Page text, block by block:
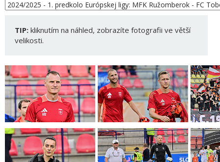
TIP: kliknutím na náhled, zobrazíte fotografii ve větší
velikosti.